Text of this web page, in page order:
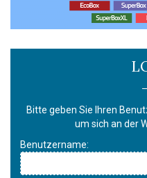
Bitte geben Sie Ihren
um sich an der
Benutzername: